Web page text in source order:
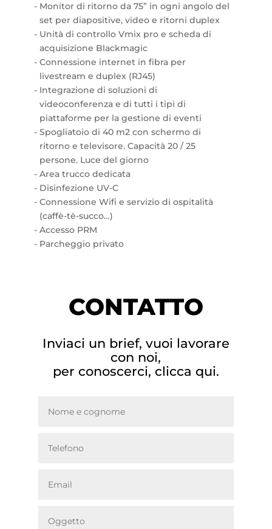
Monitor di ritorno da 75” in ogni angolo del
set per diapositive, video e ritorni duplex
Unità di controllo Vmix pro e scheda di
acquisizione Blackmagic
Connessione internet in fibra per
livestream e duplex (RJ45)
Integrazione di soluzioni di
videoconferenza e di tutti i tipi di
piattaforme per la gestione di eventi
Spogliatoio di 40 m2 con schermo di
ritorno e televisore. Capacità 20 / 25
persone. Luce del giorno
Area trucco dedicata
Disinfezione UV-C
Connessione Wifi e servizio di ospitalità
(caffè-tè-succo…)
Accesso PRM
Parcheggio privato
CONTATTO
Inviaci un brief, vuoi lavorare
con noi,
per conoscerci, clicca qui.